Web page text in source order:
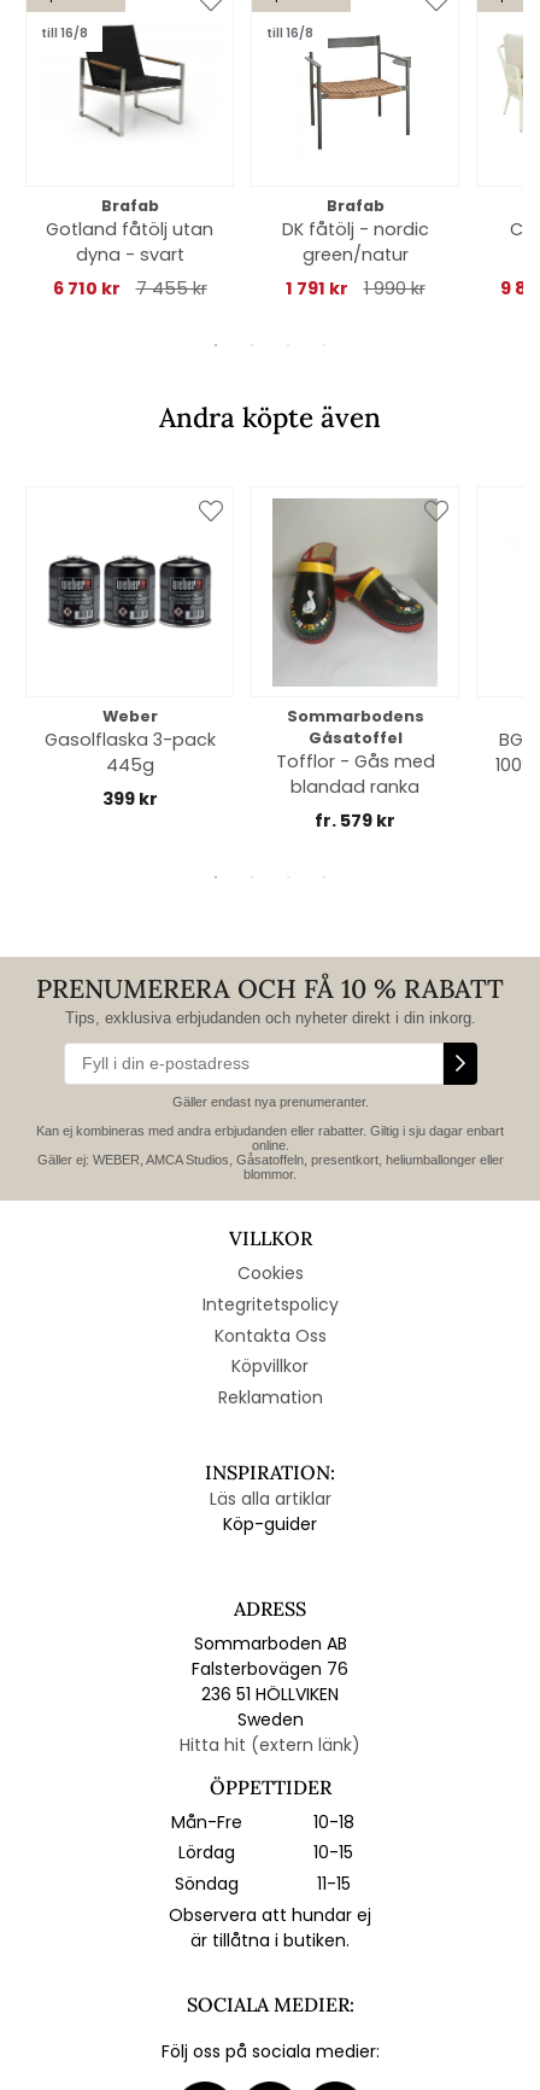
till 16/8
Brafab
Gotland fåtölj utan
dyna - svart
6 710 kr
7 455 kr
till 16/8
Brafab
DK fåtölj - nordic
green/natur
1 791 kr
1 990 kr 9
Andra köpte även
Weber
Gasolflaska 3-pack
445g
399 kr
Sommarbodens
Gåsatoffel
Tofflor - Gås med
blandad ranka
fr. 579 kr
PRENUMERERA OCH FÅ 10 % RABATT
Tips, exklusiva erbjudanden och nyheter direkt i din inkorg.
Gäller endast nya prenumeranter.
Kan ej kombineras med andra erbjudanden eller rabatter. Giltig i sju dagar enbart
online.
Gäller ej: WEBER, AMCA Studios, Gåsatoffeln, presentkort, heliumballonger eller
blommor.
VILLKOR
Cookies
Integritetspolicy
Kontakta Oss
Köpvillkor
Reklamation
INSPIRATION:
Läs alla artiklar
Köp-guider
ADRESS
Sommarboden AB
Falsterbovägen 76
236 51 HÖLLVIKEN
Sweden
Hitta hit (extern länk)
ÖPPETTIDER
Mån-Fre
10-18
Lördag
10-15
Söndag
11-15
Observera att hundar ej
är tillåtna i butiken.
SOCIALA MEDIER:
Följ oss på sociala medier: